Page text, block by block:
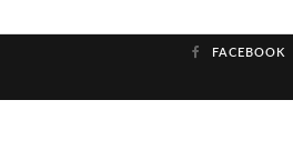
FACEBOOK